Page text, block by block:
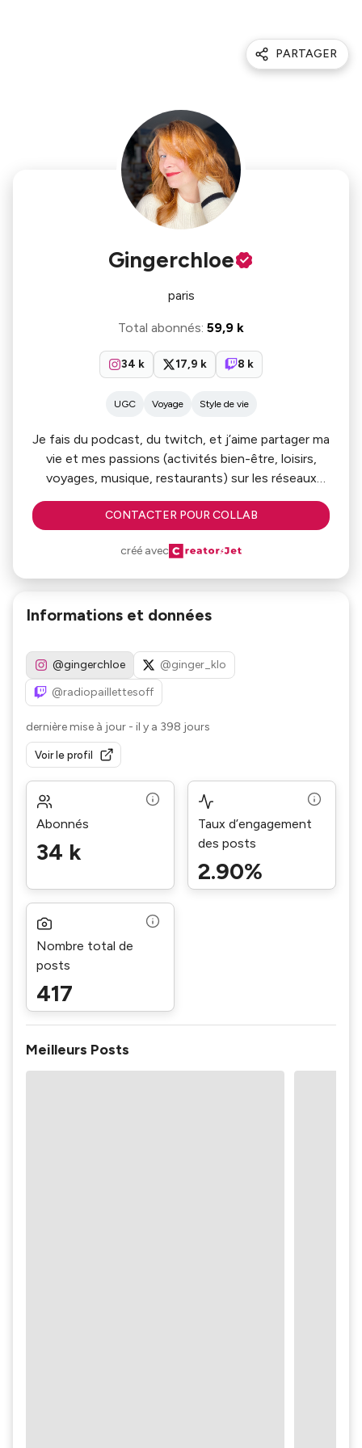
PARTAGER
Gingerchloe
paris
Total abonnés: 59,9 k
34 k 17,9 k 8 k
UGC Voyage Style de vie
Je fais du podcast, du twitch, et j’aime partager ma
vie et mes passions (activités bien-être, loisirs,
voyages, musique, restaurants) sur les réseaux
avec mes abonnés qui me le rendent bien !
CONTACTER POUR COLLAB
créé avec
Informations et données
@gingerchloe
@ginger_klo
@radiopaillettesoff
dernière mise à jour - il y a 398 jours
Voir le profil
Abonnés
34 k
Taux d’engagement
des posts
2.90%
Nombre total de
posts
417
Meilleurs Posts